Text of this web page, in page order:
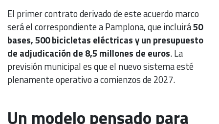
El primer contrato derivado de este acuerdo marco
será el correspondiente a Pamplona, que incluirá50
bases, 500 bicicletas eléctricas y un presupuesto
de adjudicación de 8,5 millones de euros. La
previsión municipal es que el nuevo sistema esté
plenamente operativo a comienzos de 2027.
Un modelo pensado para